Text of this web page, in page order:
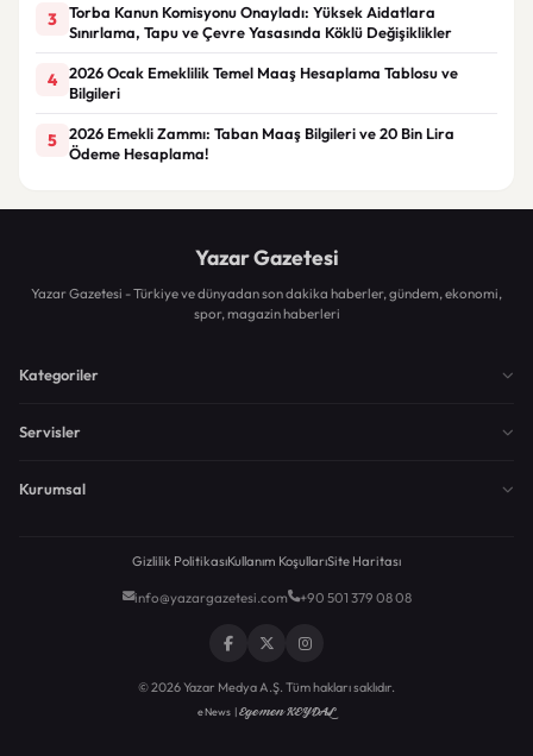
3
Torba Kanun Komisyonu Onayladı: Yüksek Aidatlara
Sınırlama, Tapu ve Çevre Yasasında Köklü Değişiklikler
4
2026 Ocak Emeklilik Temel Maaş Hesaplama Tablosu ve
Bilgileri
5
2026 Emekli Zammı: Taban Maaş Bilgileri ve 20 Bin Lira
Ödeme Hesaplama!
Yazar Gazetesi
Yazar Gazetesi - Türkiye ve dünyadan son dakika haberler, gündem, ekonomi,
spor, magazin haberleri
Kategoriler
Servisler
Kurumsal
Gizlilik PolitikasıKullanım KoşullarıSite Haritası
info@yazargazetesi.com +90 501 379 08 08
© 2026 Yazar Medya A.Ş. Tüm hakları saklıdır.
eNews |Egemen KEYDAL